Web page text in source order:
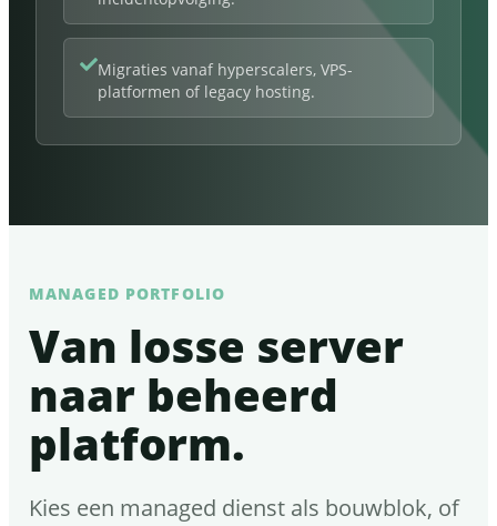
Migraties vanaf hyperscalers, VPS-
platformen of legacy hosting.
MANAGED PORTFOLIO
Van losse server
naar beheerd
platform.
Kies een managed dienst als bouwblok, of